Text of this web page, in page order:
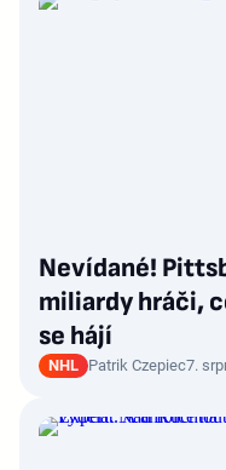
Nevídané!
miliardy hráči,
se hájí
NHL Patrik Czepiec7.